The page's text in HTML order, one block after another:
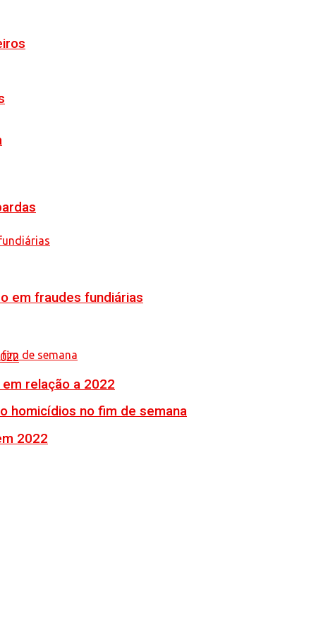
em fraudes fundiárias
homicídios no fim de semana
relação a 2022
2022